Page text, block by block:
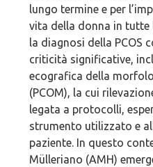
lungo termine e per
vita della donna in tutte
la diagnosi della PCOS
criticità significative,
ecografica della
(PCOM), la cui
legata a protocolli,
strumento utilizzato e
paziente. In questo
Mülleriano (AMH)